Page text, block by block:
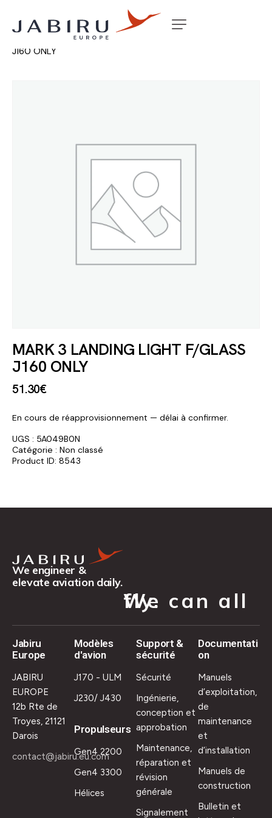
Accueil Non classé
J160 ONLY
MARK 3 LANDING LIGHT F/GLASS
J160 ONLY
51.30€
En cours de réapprovisionnement — délai à confirmer.
UGS : 5A049B0N
Catégorie : Non classé
Product ID: 8543
We engineer &
elevate aviation daily.
We can all fly.
Jabiru
Europe
JABIRU
EUROPE
12b Rte de
Troyes, 21121
Darois
contact@jabiru.eu.com
Modèles
d'avion
J170 - ULM
J230/ J430
Propulseurs
Gen4 2200
Gen4 3300
Hélices
Support &
sécurité
Sécurité
Ingénierie,
conception et
approbation
Maintenance,
réparation et
révision
générale
Signalement
Documentati
on
Manuels
d’exploitation,
de
maintenance
et
d’installation
Manuels de
construction
Bulletin et